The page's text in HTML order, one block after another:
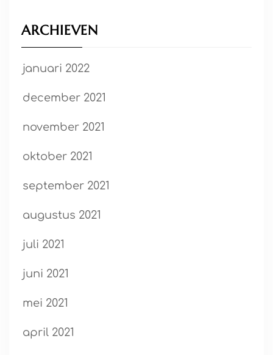
ARCHIEVEN
januari 2022
december 2021
november 2021
oktober 2021
september 2021
augustus 2021
juli 2021
juni 2021
mei 2021
april 2021